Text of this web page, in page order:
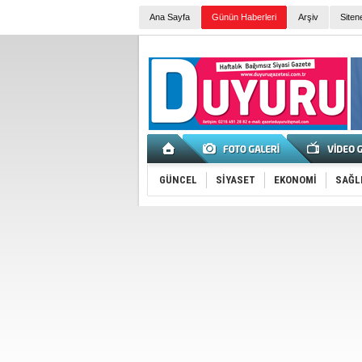
Ana Sayfa Günün Haberleri Arşiv
GÜNCEL SİYASET EKONOMİ